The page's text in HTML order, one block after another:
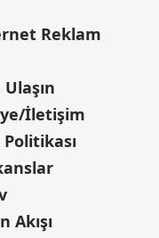
Reklam
Ulaşın
İletişim
Akışı